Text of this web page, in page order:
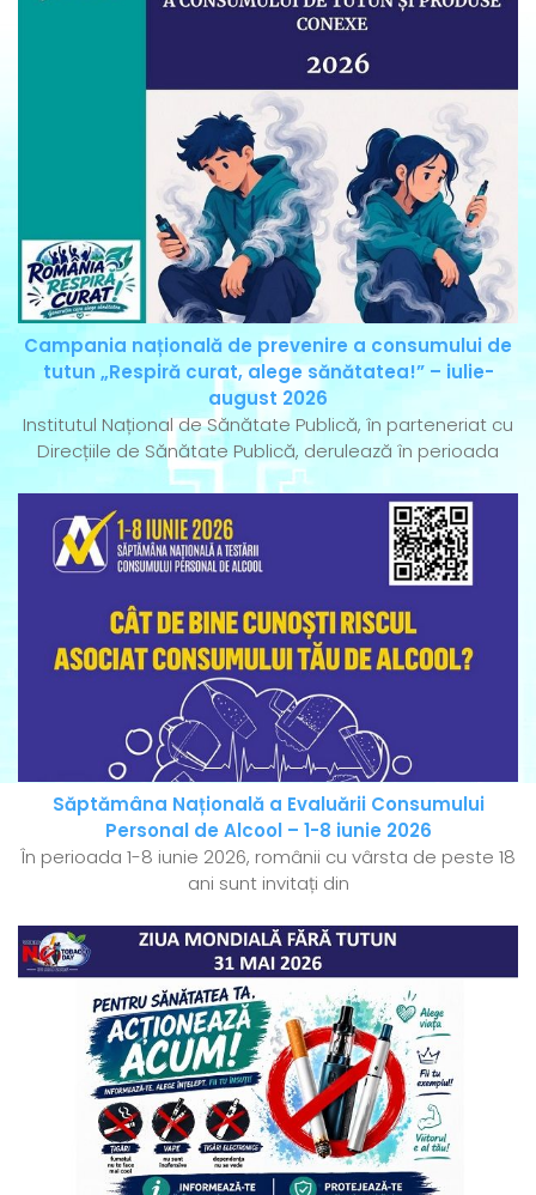
Campania națională de prevenire a consumului de
tutun „Respiră curat, alege sănătatea!” – iulie-
august 2026
Institutul Național de Sănătate Publică, în parteneriat cu
Direcțiile de Sănătate Publică, derulează în perioada
Săptămâna Națională a Evaluării Consumului
Personal de Alcool – 1-8 iunie 2026
În perioada 1-8 iunie 2026, românii cu vârsta de peste 18
ani sunt invitați din